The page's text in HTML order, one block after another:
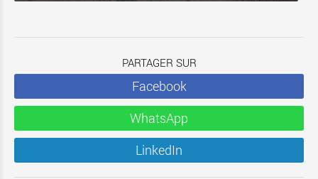
PARTAGER SUR
Facebook
WhatsApp
LinkedIn